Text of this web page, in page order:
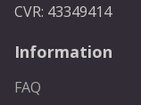
CVR: 43349414
Information
FAQ